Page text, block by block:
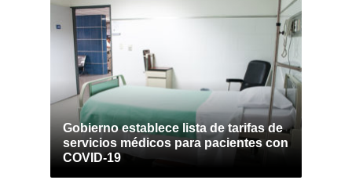
Gobierno establece lista de tarifas de
servicios médicos para pacientes con
COVID-19